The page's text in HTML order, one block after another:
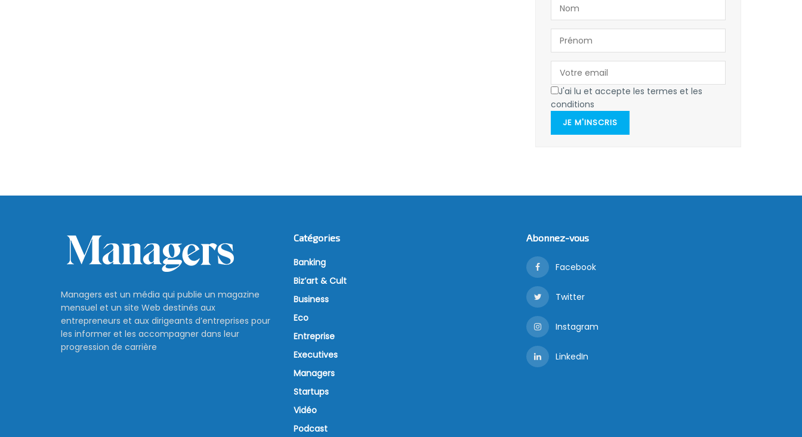
J'ai lu et accepte les termes et les
conditions
JE M'INSCRIS
Managers est un média qui publie un magazine
mensuel et un site Web destinés aux
entrepreneurs et aux dirigeants d’entreprises pour
les informer et les accompagner dans leur
progression de carrière
Catégories
Banking
Biz’art & Cult
Business
Eco
Entreprise
Executives
Managers
Startups
Vidéo
Podcast
Abonnez-vous
Facebook
Twitter
Instagram
LinkedIn